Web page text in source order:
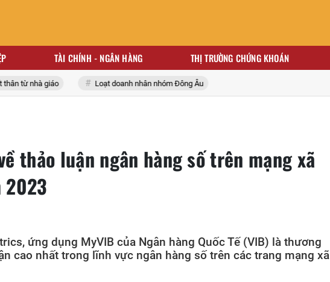
TÀI CHÍNH - NGÂN HÀNG THỊ TRƯỜNG CHỨNG KHOÁN
từ nhà giáo Loạt doanh nhân nhóm Đông Âu
thảo luận ngân hàng số trên mạng xã
2023
ứng dụng MyVIB của Ngân hàng Quốc Tế (VIB) là thương
cao nhất trong lĩnh vực ngân hàng số trên các trang mạng xã